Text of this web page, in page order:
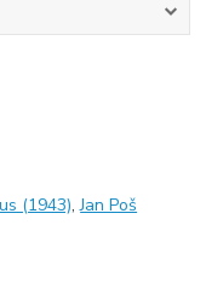
(1943),Jan Poš